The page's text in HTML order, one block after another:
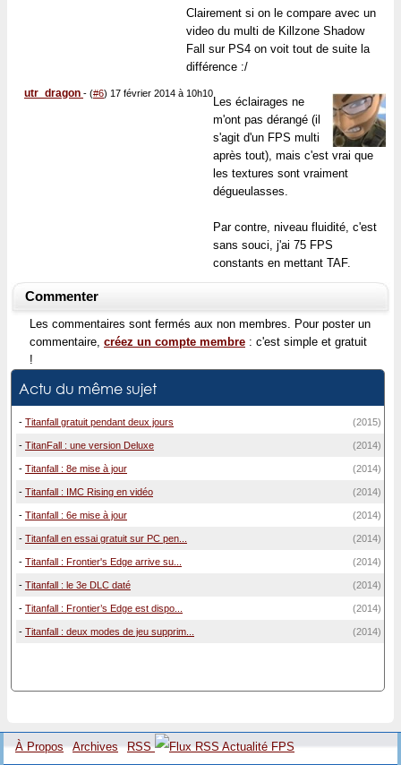
Clairement si on le compare avec un
video du multi de Killzone Shadow
Fall sur PS4 on voit tout de suite la
différence :/
utr_dragon - (#6) 17 février 2014 à 10h10
Les éclairages ne
m'ont pas dérangé (il
s'agit d'un FPS multi
après tout), mais c'est vrai que
les textures sont vraiment
dégueulasses.
Par contre, niveau fluidité, c'est
sans souci, j'ai 75 FPS
constants en mettant TAF.
Commenter
Les commentaires sont fermés aux non membres. Pour poster un
commentaire, créez un compte membre : c'est simple et gratuit
!
Actu du même sujet
- Titanfall gratuit pendant deux jours (2015)
- TitanFall : une version Deluxe (2014)
- Titanfall : 8e mise à jour (2014)
- Titanfall : IMC Rising en vidéo (2014)
- Titanfall : 6e mise à jour (2014)
- Titanfall en essai gratuit sur PC pen... (2014)
- Titanfall : Frontier's Edge arrive su... (2014)
- Titanfall : le 3e DLC daté (2014)
- Titanfall : Frontier’s Edge est dispo... (2014)
- Titanfall : deux modes de jeu supprim... (2014)
À Propos Archives RSS